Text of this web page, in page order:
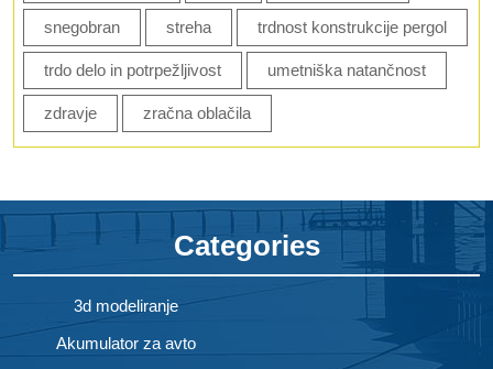
snegobran streha trdnost konstrukcije pergol
trdo delo in potrpežljivost umetniška natančnost
zdravje zračna oblačila
Categories
3d modeliranje
Akumulator za avto